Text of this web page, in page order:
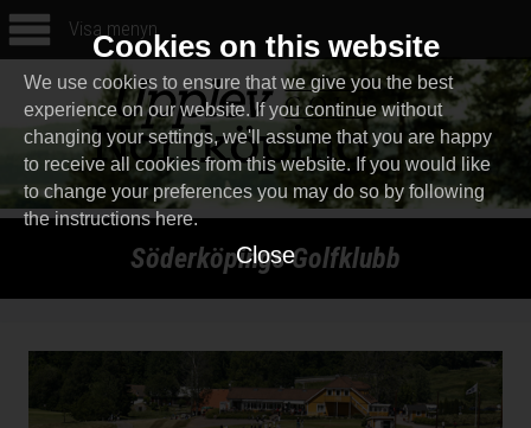
Cookies on this website
We use cookies to ensure that we give you the best
experience on our website. If you continue without
changing your settings, we'll assume that you are happy
to receive all cookies from this website. If you would like
to change your preferences you may do so by following
the instructionshere.
Close
Visa menyn
Söderköpings Golfklubb